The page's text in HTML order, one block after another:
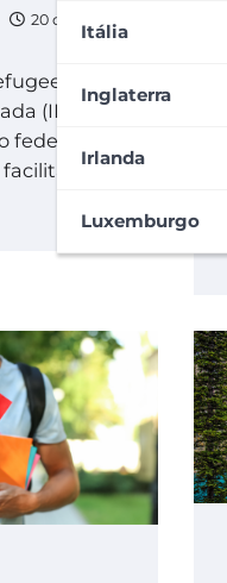
Itália
Inglaterra
Irlanda
Luxemburgo
20 de
and
(IRCC) é
a